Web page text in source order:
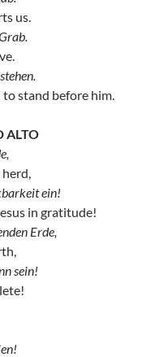
us.
stand before him.
ALTO
ein!
in gratitude!
Erde,
sein!